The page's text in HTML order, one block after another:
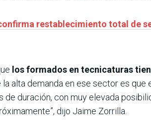
restablecimiento total de
los formados en tecnicaturas
la alta demanda en ese sector es
duración, con muy elevada
dijo Jaime Zorrilla.